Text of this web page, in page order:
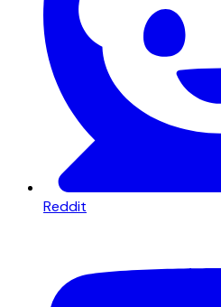
Reddit